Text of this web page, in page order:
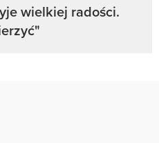
wielkiej radości.